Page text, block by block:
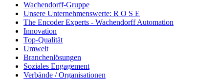
Wachendorff-Gruppe
Unsere Unternehmenswerte: R O S E
The Encoder Experts - Wachendorff Automation
Innovation
Top-Qualität
Umwelt
Branchenlösungen
Soziales Engagement
Verbände / Organisationen